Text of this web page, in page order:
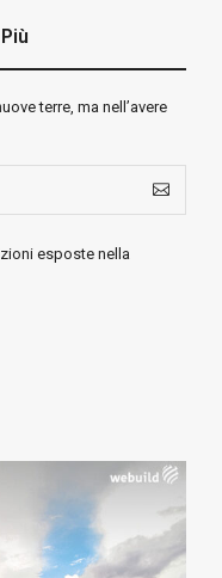
terre, ma nell’avere
esposte nella